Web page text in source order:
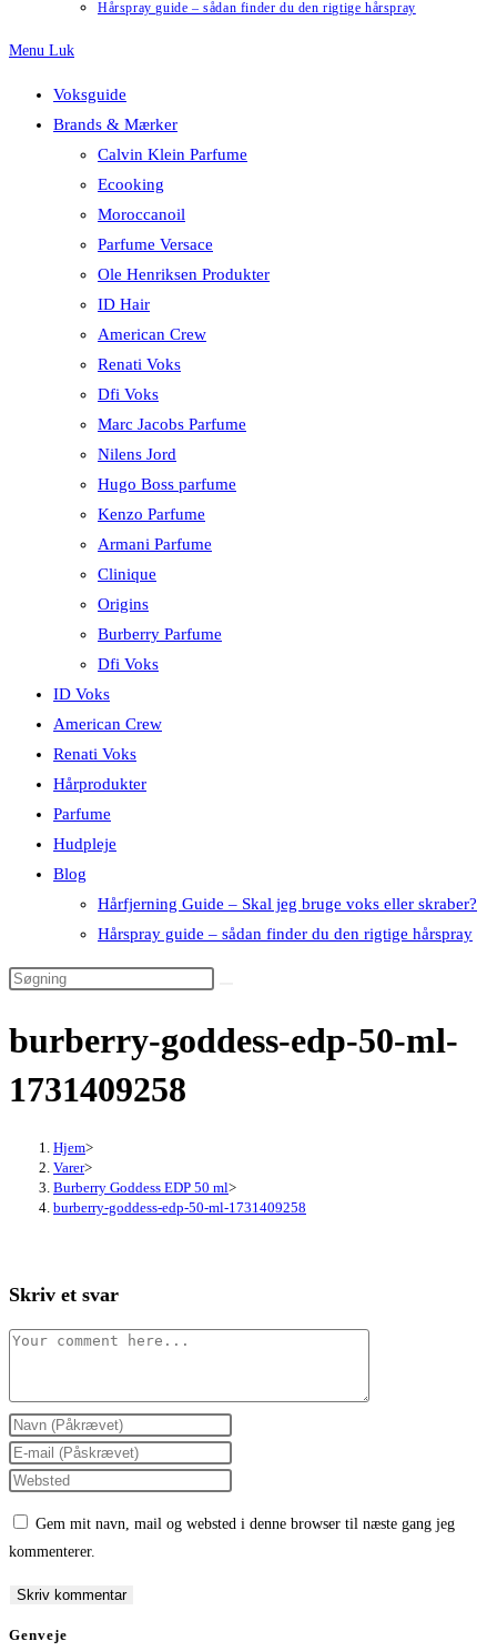
Hårspray guide – sådan finder du den rigtige hårspray
Menu Luk
Voksguide
Brands & Mærker
Calvin Klein Parfume
Ecooking
Moroccanoil
Parfume Versace
Ole Henriksen Produkter
ID Hair
American Crew
Renati Voks
Dfi Voks
Marc Jacobs Parfume
Nilens Jord
Hugo Boss parfume
Kenzo Parfume
Armani Parfume
Clinique
Origins
Burberry Parfume
Dfi Voks
ID Voks
American Crew
Renati Voks
Hårprodukter
Parfume
Hudpleje
Blog
Hårfjerning Guide – Skal jeg bruge voks eller skraber?
Hårspray guide – sådan finder du den rigtige hårspray
burberry-goddess-edp-50-ml-
1731409258
Hjem>
Varer>
Burberry Goddess EDP 50 ml>
burberry-goddess-edp-50-ml-1731409258
Skriv et svar
Comment
Enter
your
name
comment
Enter
your
comment
Enter
(optional)
Gem mit navn, mail og websted i denne browser til næste gang jeg
kommenterer.
Genveje